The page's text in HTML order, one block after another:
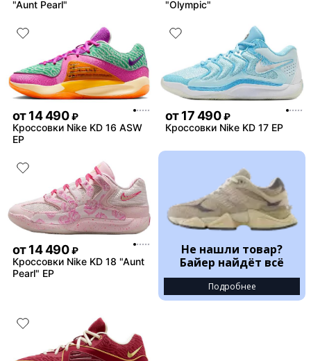
"Aunt Pearl" "Olympic"
от14 490 ₽
Кроссовки Nike KD 16 ASW
EP
от17 490 ₽
Кроссовки Nike KD 17 EP
от14 490 ₽
Кроссовки Nike KD 18 "Aunt
Pearl" EP
Не нашли товар?
Байер найдёт всё
Подробнее